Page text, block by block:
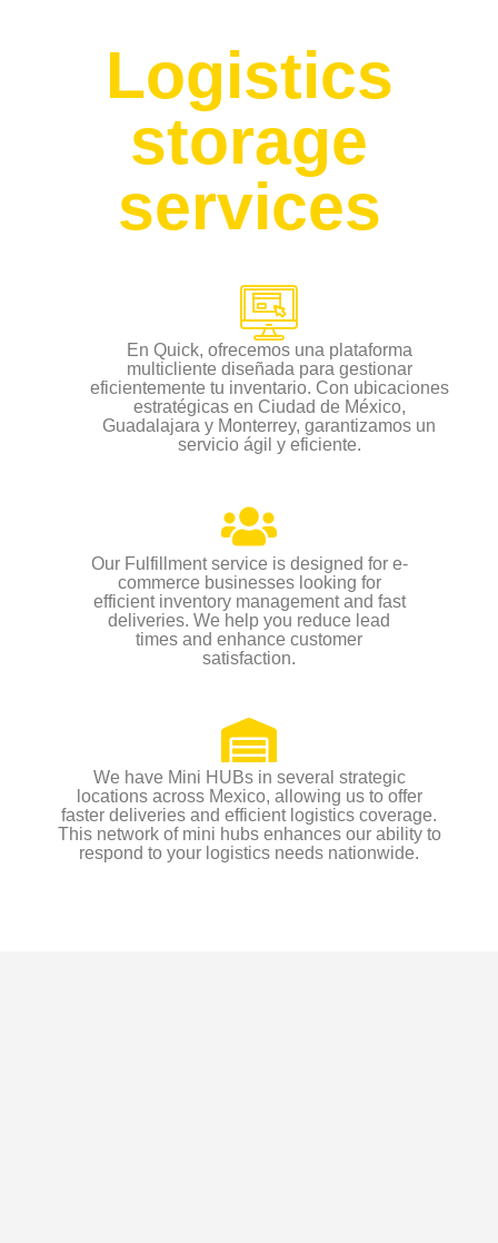
Logistics
storage
services
En Quick, ofrecemos una plataforma
multicliente diseñada para gestionar
eficientemente tu inventario. Con ubicaciones
estratégicas en Ciudad de México,
Guadalajara y Monterrey, garantizamos un
servicio ágil y eficiente.
Our Fulfillment service is designed for e-
commerce businesses looking for
efficient inventory management and fast
deliveries. We help you reduce lead
times and enhance customer
satisfaction.
We have Mini HUBs in several strategic
locations across Mexico, allowing us to offer
faster deliveries and efficient logistics coverage.
This network of mini hubs enhances our ability to
respond to your logistics needs nationwide.